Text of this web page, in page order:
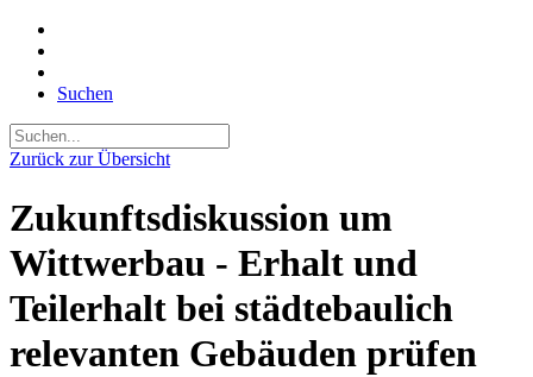
Suchen
Zurück zur Übersicht
Zukunftsdiskussion um
Wittwerbau - Erhalt und
Teilerhalt bei städtebaulich
relevanten Gebäuden prüfen